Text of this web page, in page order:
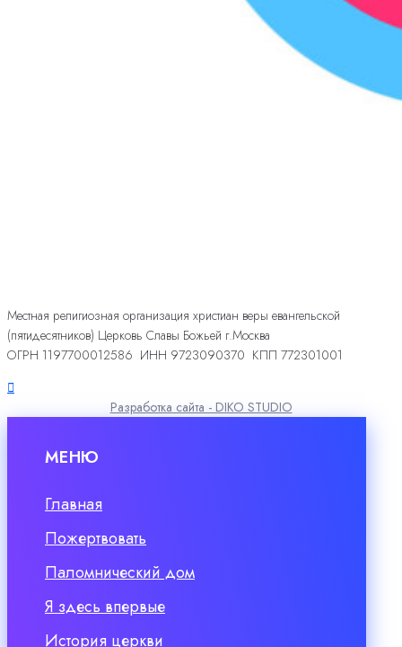
Местная религиозная организация христиан веры евангельской
(пятидесятников) Церковь Славы Божьей г.Москва
ОГРН 1197700012586 ИНН 9723090370 КПП 772301001
Разработка сайта - DIKO STUDIO
МЕНЮ
Главная
Пожертвовать
Паломнический дом
Я здесь впервые
История церкви